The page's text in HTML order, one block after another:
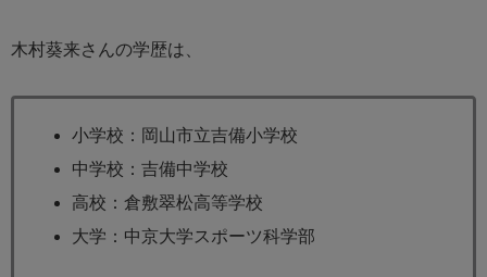
木村葵来さんの学歴は、
小学校：岡山市立吉備小学校
中学校：吉備中学校
高校：倉敷翠松高等学校
大学：中京大学スポーツ科学部